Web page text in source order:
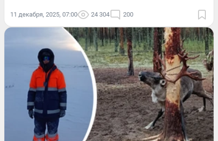
11 декабря, 2025, 07:00 24 304 200